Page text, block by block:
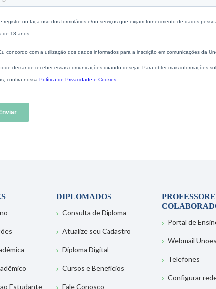
Estudante
DIPLOMADOS
Consulta de Diploma
Atualize seu Cadastro
Diploma Digital
Cursos e Benefícios
Fale Conosco
Portal de
Webmail
Telefones
Configurar